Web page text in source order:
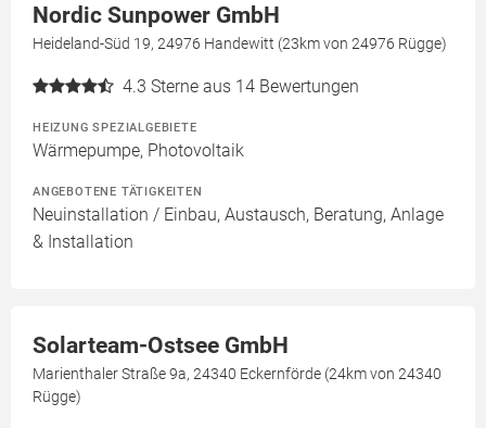
Nordic Sunpower GmbH
Heideland-Süd 19, 24976 Handewitt (23km von 24976 Rügge)
4.3 Sterne aus 14 Bewertungen
HEIZUNG SPEZIALGEBIETE
Wärmepumpe, Photovoltaik
ANGEBOTENE TÄTIGKEITEN
Neuinstallation / Einbau, Austausch, Beratung, Anlage
& Installation
Solarteam-Ostsee GmbH
Marienthaler Straße 9a, 24340 Eckernförde (24km von 24340
Rügge)